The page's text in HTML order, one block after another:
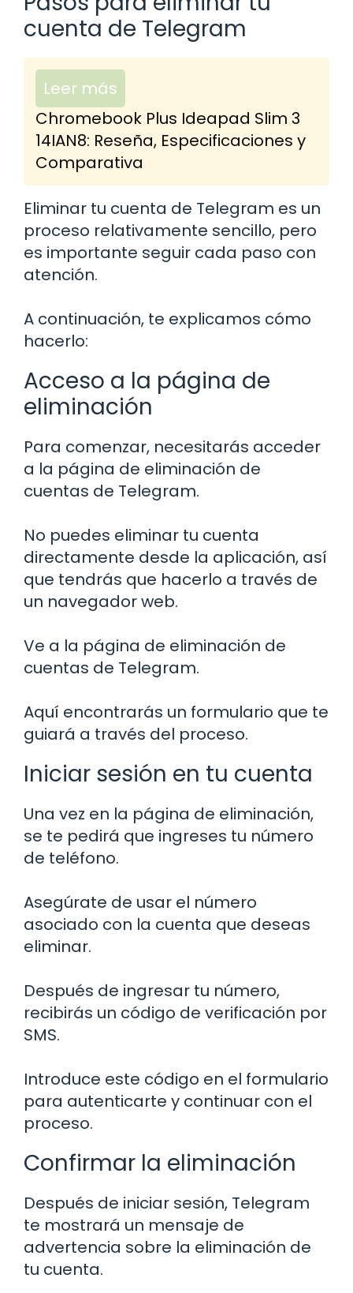
cuenta de Telegram
Leer más
Chromebook Plus Ideapad Slim 3
14IAN8: Reseña, Especificaciones y
Comparativa
Eliminar tu cuenta de Telegram es un
proceso relativamente sencillo, pero
es importante seguir cada paso con
atención.
A continuación, te explicamos cómo
hacerlo:
Acceso a la página de
eliminación
Para comenzar, necesitarás acceder
a la página de eliminación de
cuentas de Telegram.
No puedes eliminar tu cuenta
directamente desde la aplicación, así
que tendrás que hacerlo a través de
un navegador web.
Ve a la página de eliminación de
cuentas de Telegram.
Aquí encontrarás un formulario que te
guiará a través del proceso.
Iniciar sesión en tu cuenta
Una vez en la página de eliminación,
se te pedirá que ingreses tu número
de teléfono.
Asegúrate de usar el número
asociado con la cuenta que deseas
eliminar.
Después de ingresar tu número,
recibirás un código de verificación por
SMS.
Introduce este código en el formulario
para autenticarte y continuar con el
proceso.
Confirmar la eliminación
Después de iniciar sesión, Telegram
te mostrará un mensaje de
advertencia sobre la eliminación de
tu cuenta.